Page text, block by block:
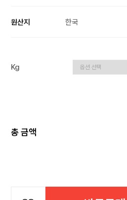
원산지 한국
Kg
총 금액